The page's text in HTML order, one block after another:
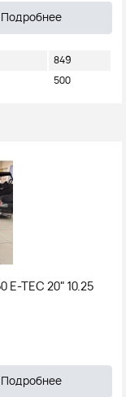
Подробнее
849
500
E-TEC 20" 10.25
Подробнее